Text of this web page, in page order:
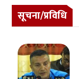
सूचना/प्रविधि